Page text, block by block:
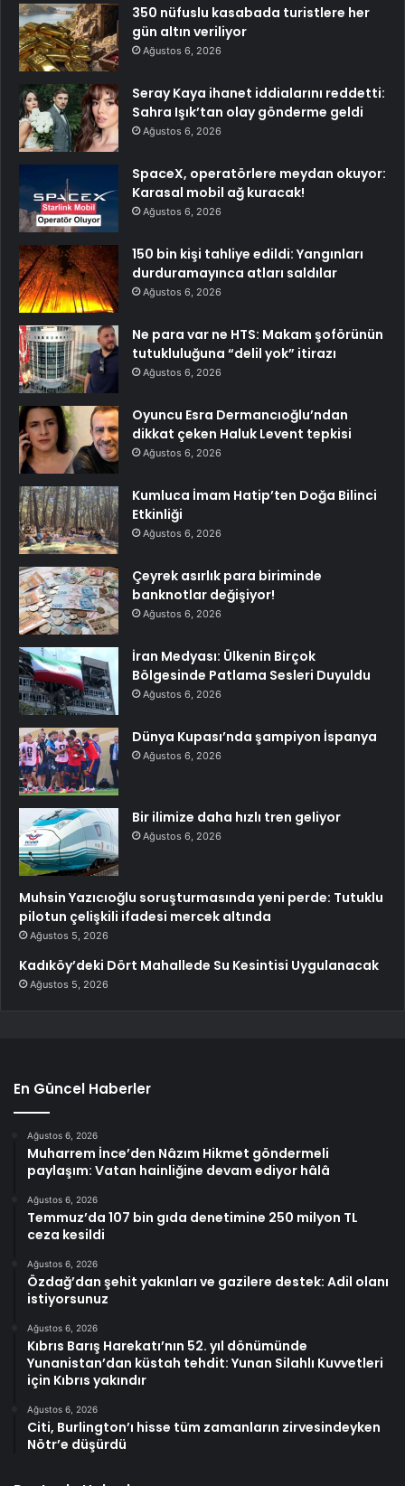
350 nüfuslu kasabada turistlere her
gün altın veriliyor
Ağustos 6, 2026
Seray Kaya ihanet iddialarını reddetti:
Sahra Işık’tan olay gönderme geldi
Ağustos 6, 2026
SpaceX, operatörlere meydan okuyor:
Karasal mobil ağ kuracak!
Ağustos 6, 2026
150 bin kişi tahliye edildi: Yangınları
durduramayınca atları saldılar
Ağustos 6, 2026
Ne para var ne HTS: Makam şoförünün
tutukluluğuna “delil yok” itirazı
Ağustos 6, 2026
Oyuncu Esra Dermancıoğlu’ndan
dikkat çeken Haluk Levent tepkisi
Ağustos 6, 2026
Kumluca İmam Hatip’ten Doğa Bilinci
Etkinliği
Ağustos 6, 2026
Çeyrek asırlık para biriminde
banknotlar değişiyor!
Ağustos 6, 2026
İran Medyası: Ülkenin Birçok
Bölgesinde Patlama Sesleri Duyuldu
Ağustos 6, 2026
Dünya Kupası’nda şampiyon İspanya
Ağustos 6, 2026
Bir ilimize daha hızlı tren geliyor
Ağustos 6, 2026
Muhsin Yazıcıoğlu soruşturmasında yeni perde: Tutuklu
pilotun çelişkili ifadesi mercek altında
Ağustos 5, 2026
Kadıköy’deki Dört Mahallede Su Kesintisi Uygulanacak
Ağustos 5, 2026
En Güncel Haberler
Ağustos 6, 2026
Muharrem İnce’den Nâzım Hikmet göndermeli
paylaşım: Vatan hainliğine devam ediyor hâlâ
Ağustos 6, 2026
Temmuz’da 107 bin gıda denetimine 250 milyon TL
ceza kesildi
Ağustos 6, 2026
Özdağ’dan şehit yakınları ve gazilere destek: Adil olanı
istiyorsunuz
Ağustos 6, 2026
Kıbrıs Barış Harekatı’nın 52. yıl dönümünde
Yunanistan’dan küstah tehdit: Yunan Silahlı Kuvvetleri
için Kıbrıs yakındır
Ağustos 6, 2026
Citi, Burlington’ı hisse tüm zamanların zirvesindeyken
Nötr’e düşürdü